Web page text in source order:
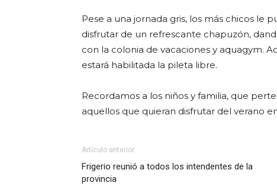
Pese a una jornada gris, los más chicos le
disfrutar de un refrescante chapuzón,
con la colonia de vacaciones y aquagym.
estará habilitada la pileta libre.
Recordamos a los niños y familia, que
aquellos que quieran disfrutar del verano
Artículo anterior
Frigerio reunió a todos los intendentes de la
provincia